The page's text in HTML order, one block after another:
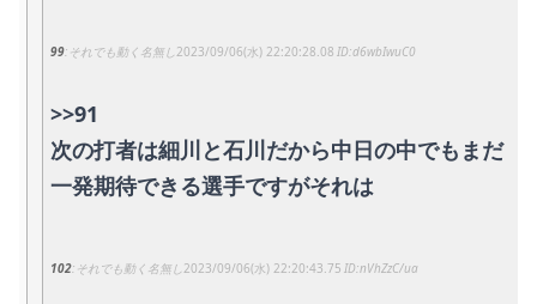
99 それでも動く名無し2023/09/06(水) 22:20:28.08 d6wbIwuC0
>>91
次の打者は細川と石川だから中日の中でもまだ
一発期待できる選手ですがそれは
102 それでも動く名無し2023/09/06(水) 22:20:43.75 nVhZzC/ua